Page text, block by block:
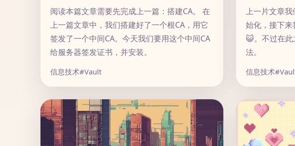
阅读本篇文章需要先完成上一篇：搭建CA。 在
上一篇文章中，我们搭建好了一个根CA，用它
签发了一个中间CA。今天我们要用这个中间CA
给服务器签发证书，并安装。
信息技术#Vault
上一片文章
始化，接下
😺。不过在
法。
信息技术